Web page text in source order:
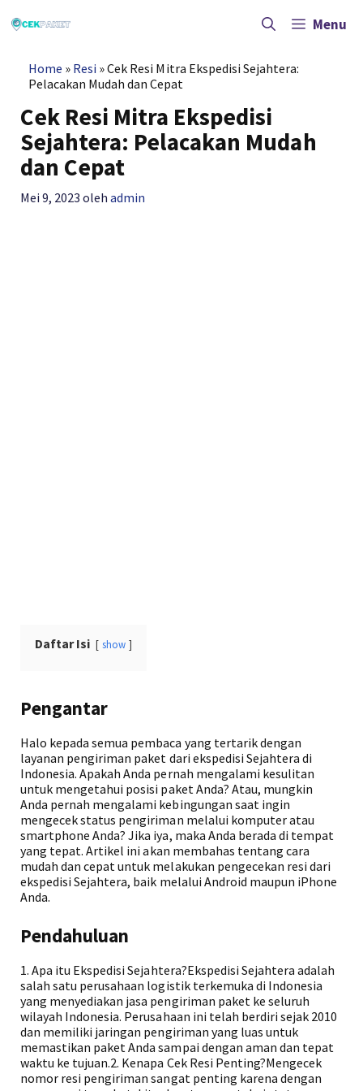
ke
Menu
Home » Resi »Cek Resi Mitra Ekspedisi Sejahtera:
Pelacakan Mudah dan Cepat
Cek Resi Mitra Ekspedisi
Sejahtera: Pelacakan Mudah
dan Cepat
Mei 9, 2023 olehadmin
Daftar Isi show
Pengantar
Halo kepada semua pembaca yang tertarik dengan
layanan pengiriman paket dari ekspedisi Sejahtera di
Indonesia. Apakah Anda pernah mengalami kesulitan
untuk mengetahui posisi paket Anda? Atau, mungkin
Anda pernah mengalami kebingungan saat ingin
mengecek status pengiriman melalui komputer atau
smartphone Anda? Jika iya, maka Anda berada di tempat
yang tepat. Artikel ini akan membahas tentang cara
mudah dan cepat untuk melakukan pengecekan resi dari
ekspedisi Sejahtera, baik melalui Android maupun iPhone
Anda.
Pendahuluan
1. Apa itu Ekspedisi Sejahtera?Ekspedisi Sejahtera adalah
salah satu perusahaan logistik terkemuka di Indonesia
yang menyediakan jasa pengiriman paket ke seluruh
wilayah Indonesia. Perusahaan ini telah berdiri sejak 2010
dan memiliki jaringan pengiriman yang luas untuk
memastikan paket Anda sampai dengan aman dan tepat
waktu ke tujuan.2. Kenapa Cek Resi Penting?Mengecek
nomor resi pengiriman sangat penting karena dengan